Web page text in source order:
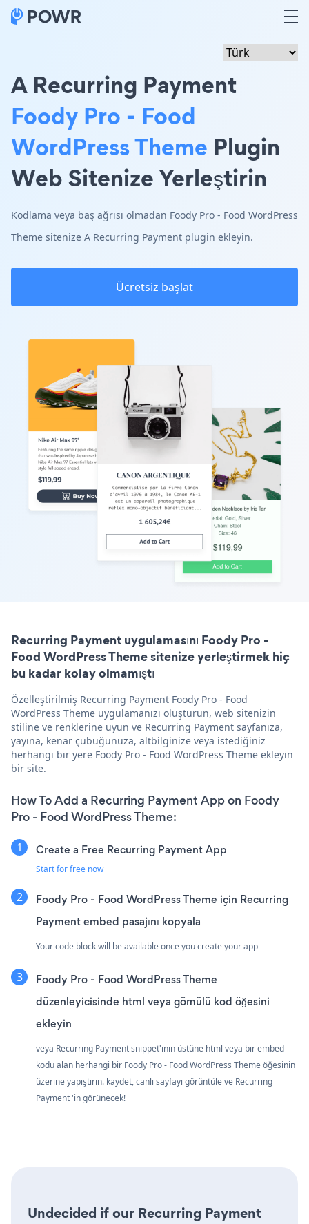
A Recurring Payment
Foody Pro - Food
WordPress Theme Plugin
Web Sitenize Yerleştirin
Kodlama veya baş ağrısı olmadan Foody Pro - Food WordPress
Theme sitenize A Recurring Payment plugin ekleyin.
Ücretsiz başlat
Recurring Payment uygulamasını Foody Pro -
Food WordPress Theme sitenize yerleştirmek hiç
bu kadar kolay olmamıştı
Özelleştirilmiş Recurring Payment Foody Pro - Food
WordPress Theme uygulamanızı oluşturun, web sitenizin
stiline ve renklerine uyun ve Recurring Payment sayfanıza,
yayına, kenar çubuğunuza, altbilginize veya istediğiniz
herhangi bir yere Foody Pro - Food WordPress Theme ekleyin
bir site.
How To Add a Recurring Payment App on Foody
Pro - Food WordPress Theme:
Create a Free Recurring Payment App
Start for free now
Foody Pro - Food WordPress Theme için Recurring
Payment embed pasajını kopyala
Your code block will be available once you create your app
Foody Pro - Food WordPress Theme
düzenleyicisinde html veya gömülü kod öğesini
ekleyin
veya Recurring Payment snippet'inin üstüne html veya bir embed
kodu alan herhangi bir Foody Pro - Food WordPress Theme öğesinin
üzerine yapıştırın. kaydet, canlı sayfayı görüntüle ve Recurring
Payment 'in görünecek!
Undecided if our Recurring Payment